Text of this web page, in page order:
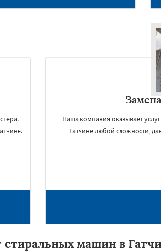
Наша компания оказывает
Гатчине любой сложности,
машин в